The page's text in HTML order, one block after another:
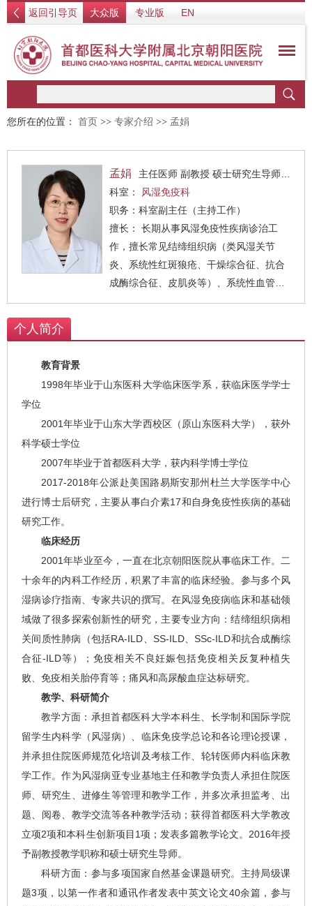
返回引导页 大众版 专业版 EN
您所在的位置： 首页 >> 专家介绍 >> 孟娟
孟娟
主任医师 副教授 硕士研究生导师 医学博士 风湿免疫支部书记
科室：
风湿免疫科
职务：科室副主任（主持工作）
擅长： 长期从事风湿免疫性疾病诊治工
作，擅长常见结缔组织病（类风湿关节
炎、系统性红斑狼疮、干燥综合征、抗合
成酶综合征、皮肌炎等）、系统性血管
炎、放射学阴性脊柱关节炎、强直性脊柱
个人简介
教育背景
1998年毕业于山东医科大学临床医学系，获临床医学学士
学位
2001年毕业于山东大学西校区（原山东医科大学），获外
科学硕士学位
2007年毕业于首都医科大学，获内科学博士学位
2017-2018年公派赴美国路易斯安那州杜兰大学医学中心
进行博士后研究，主要从事白介素17和自身免疫性疾病的基础
研究工作。
临床经历
2001年毕业至今，一直在北京朝阳医院从事临床工作。二
十余年的内科工作经历，积累了丰富的临床经验。参与多个风
湿病诊疗指南、专家共识的撰写。在风湿免疫病临床和基础领
域做了很多探索创新性的研究，主要专业方向：结缔组织病相
关间质性肺病（包括RA-ILD、SS-ILD、SSc-ILD和抗合成酶综
合征-ILD等）；免疫相关不良妊娠包括免疫相关反复种植失
败、免疫相关胎停育等；痛风和高尿酸血症达标研究。
教学、科研简介
教学方面：承担首都医科大学本科生、长学制和国际学院
留学生内科学（风湿病）、临床免疫学总论和各论理论授课，
并承担住院医师规范化培训及考核工作、轮转医师内科临床教
学工作。作为风湿病亚专业基地主任和教学负责人承担住院医
师、研究生、进修生等管理和教学工作，并多次承担监考、出
题、阅卷、教学交流等各种教学活动；获得首都医科大学教改
立项2项和本科生创新项目1项；发表多篇教学论文。2016年授
予副教授教学职称和硕士研究生导师。
科研方面：参与多项国家自然基金课题研究。主持局级课
题3项，以第一作者和通讯作者发表中英文论文40余篇，参与